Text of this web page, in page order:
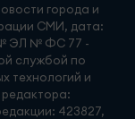
города и
СМИ, дата:
№ ЭЛ № ФС 77 -
службой по
технологий и
423827,